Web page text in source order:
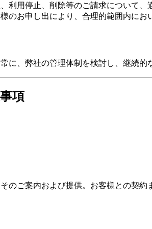
用停止、削除等のご請求について
お申し出により、合理的範囲内にお
、弊社の管理体制を検討し、継続的
項
のご案内および提供。お客様との契